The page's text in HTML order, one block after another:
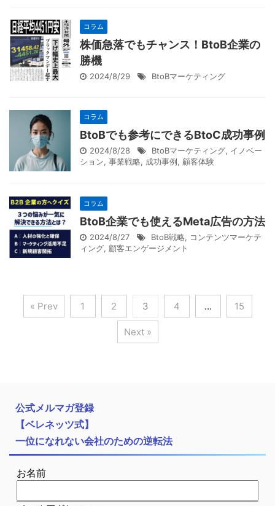
コラム
株価急落でもチャンス！BtoB企業の
勝機
2024/8/29 BtoBマーケティング
コラム
BtoBでも参考にできるBtoC成功事例
2024/8/28 BtoBマーケティング, イノベー
ション, 事業戦略, 成功事例, 顧客体験
コラム
BtoB企業でも使えるMeta広告の方法
2024/8/27 BtoB戦略, コンテンツマーケテ
ィング, 顧客エンゲージメント
« Prev 1 2 3 4 … 15
Next »
公式メルマガ登録
【ベレネッツ式】
一位になれない会社のための逆転法
お名前